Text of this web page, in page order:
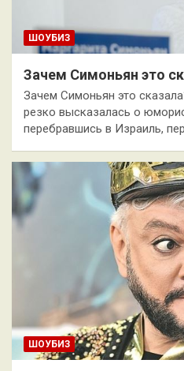
ШОУБИЗ
Зачем Симоньян это
Зачем Симоньян это
резко высказалась о
перебравшись в Израиль,
ШОУБИЗ